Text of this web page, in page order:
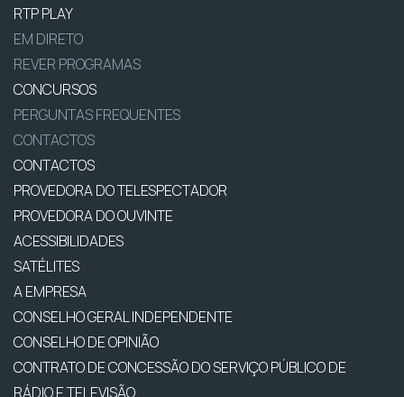
RTP PLAY
EM DIRETO
REVER PROGRAMAS
CONCURSOS
PERGUNTAS FREQUENTES
CONTACTOS
CONTACTOS
PROVEDORA DO TELESPECTADOR
PROVEDORA DO OUVINTE
ACESSIBILIDADES
SATÉLITES
A EMPRESA
CONSELHO GERAL INDEPENDENTE
CONSELHO DE OPINIÃO
CONTRATO DE CONCESSÃO DO SERVIÇO PÚBLICO DE
RÁDIO E TELEVISÃO